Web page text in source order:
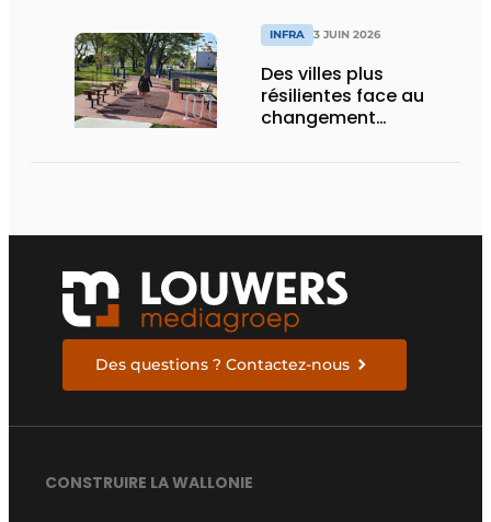
INFRA 3 JUIN 2026
Des villes plus
résilientes face au
changement
Des questions ? Contactez-nous
CONSTRUIRE LA WALLONIE